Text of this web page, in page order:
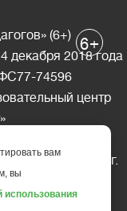
(6+)
декабря 2018 года
74596
центр
Карелия, г.
д.10, офис 211
685-10-45
6+
вам
вы
использования